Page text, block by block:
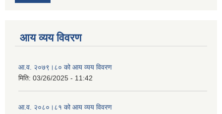
आय व्यय विवरण
आ.व. २०७९।८० को आय व्यय विवरण
मिति: 03/26/2025 - 11:42
आ.व. २०८०।८१ को आय व्यय विवरण